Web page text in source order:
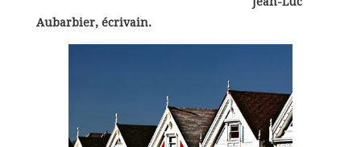
Aubarbier, écrivain.